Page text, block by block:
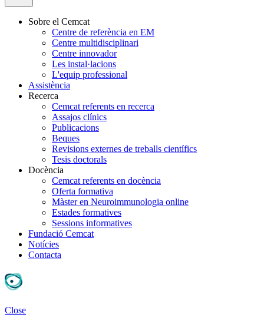
Sobre el Cemcat
Centre de referència en EM
Centre multidisciplinari
Centre innovador
Les instal·lacions
L'equip professional
Assistència
Recerca
Cemcat referents en recerca
Assajos clínics
Publicacions
Beques
Revisions externes de treballs científics
Tesis doctorals
Docència
Cemcat referents en docència
Oferta formativa
Màster en Neuroimmunologia online
Estades formatives
Sessions informatives
Fundació Cemcat
Notícies
Contacta
Close